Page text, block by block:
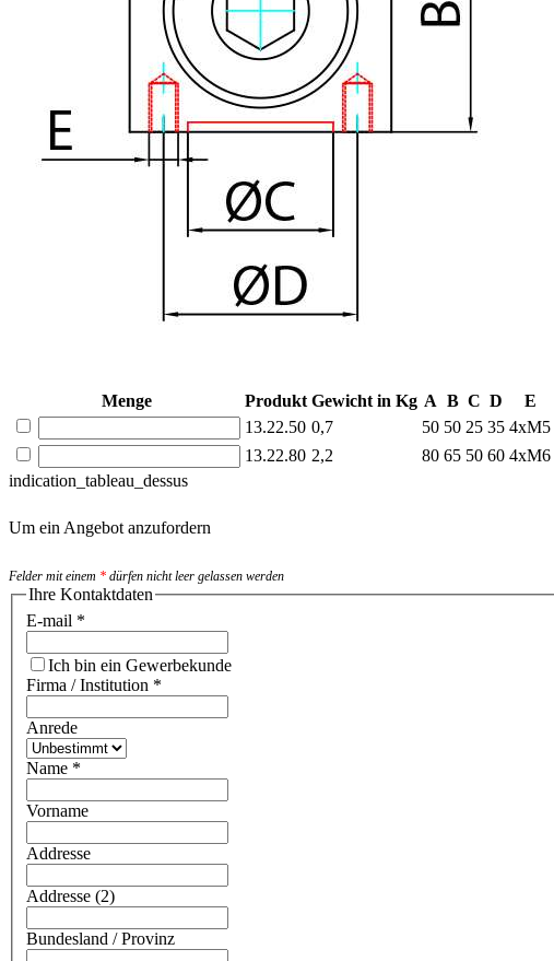
Menge Produkt Gewicht in Kg A B C D E
13.22.50 0,7 50 50 25 35 4xM5
13.22.80 2,2 80 65 50 60 4xM6
indication_tableau_dessus
Um ein Angebot anzufordern
Felder mit einem * dürfen nicht leer gelassen werden
Ihre Kontaktdaten
E-mail *
Ich bin ein Gewerbekunde
Firma / Institution *
Anrede
Name *
Vorname
Addresse
Addresse (2)
Bundesland / Provinz